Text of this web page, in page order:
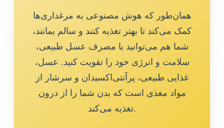
همان‌طور که هوش مصنوعی به مرغداری‌ها
کمک می‌کند تا بهتر تغذیه کنند و سالم بمانند،
شما هم می‌توانید با مصرف عسل طبیعی،
سلامت و انرژی خود را تقویت کنید. عسل،
غذایی طبیعی، پرآنتی‌اکسیدان و سرشار از
مواد مغذی است که بدن شما را از درون
تغذیه می‌کند.